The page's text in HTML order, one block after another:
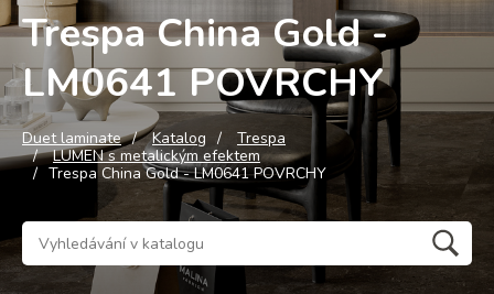
Trespa China Gold -
LM0641 POVRCHY
Duet laminate Katalog
Trespa
LUMEN s metalickým efektem
Trespa China Gold - LM0641 POVRCHY